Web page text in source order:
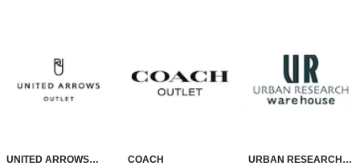
UNITED ARROWS
COACH
URBAN RESEARCH